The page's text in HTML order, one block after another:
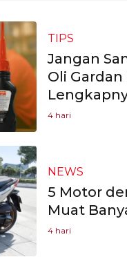
TIPS
Jangan
Oli
4 hari
NEWS
5 Motor
Muat
4 hari